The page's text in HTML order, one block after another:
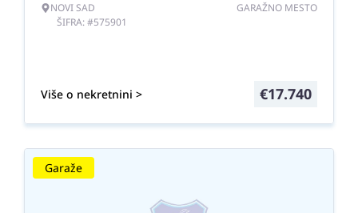
NOVI SAD
ŠIFRA: #575901
GARAŽNO MESTO
Više o nekretnini > €17.740
Garaže